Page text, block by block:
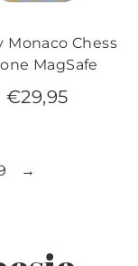
Monaco Chess
MagSafe
€29,95
→